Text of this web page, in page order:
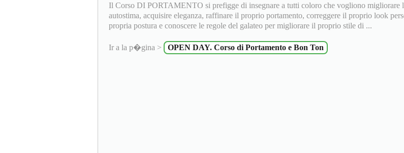
Il Corso DI PORTAMENTO si prefigge di insegnare a tutti coloro che vogliono migliorare
autostima, acquisire eleganza, raffinare il proprio portamento, correggere il proprio look
propria postura e conoscere le regole del galateo per migliorare il proprio stile di ...
Ir a la p�gina > OPEN DAY. Corso di Portamento e Bon Ton